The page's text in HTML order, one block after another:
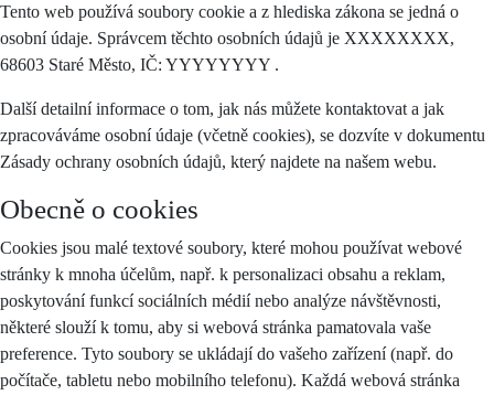
Tento web používá soubory cookie a z hlediska zákona se jedná o
osobní údaje. Správcem těchto osobních údajů je XXXXXXXX,
68603 Staré Město, IČ: YYYYYYYY .
Další detailní informace o tom, jak nás můžete kontaktovat a jak
zpracováváme osobní údaje (včetně cookies), se dozvíte v dokumentu
Zásady ochrany osobních údajů, který najdete na našem webu.
Obecně o cookies
Cookies jsou malé textové soubory, které mohou používat webové
stránky k mnoha účelům, např. k personalizaci obsahu a reklam,
poskytování funkcí sociálních médií nebo analýze návštěvnosti,
některé slouží k tomu, aby si webová stránka pamatovala vaše
preference. Tyto soubory se ukládají do vašeho zařízení (např. do
počítače, tabletu nebo mobilního telefonu). Každá webová stránka